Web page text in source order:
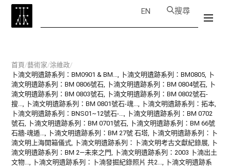
EN 搜尋
首頁/藝術家/涂維政/
卜湳文明遺跡系列：BM0901 & BM..., 卜湳文明遺跡系列：BM0805, 卜
湳文明遺跡系列：BM 0806號石, 卜湳文明遺跡系列：BM 0804號石, 卜
湳文明遺跡系列：BM 0803號石, 卜湳文明遺跡系列：BM 0802號石-
搜..., 卜湳文明遺跡系列：BM 0801號石-魂..., 卜湳文明遺跡系列：拓本,
卜湳文明遺跡系列：BNS01~12號石-..., 卜湳文明遺跡系列：BM 0702
號石, 卜湳文明遺跡系列：BM 0701號石, 卜湳文明遺跡系列：BM 66號
石牆-魂遁..., 卜湳文明遺跡系列：BM 27號 石塔, 卜湳文明遺跡系列：卜
湳文明上海開箱儀式, 卜湳文明遺跡系列：卜湳文明考古文獻紀錄展, 卜
湳文明遺跡系列：BM 2—未來之門, 卜湳文明遺跡系列：2003 卜湳出土
文物..., 卜湳文明遺跡系列：卜湳發掘紀錄照片 共2..., 卜湳文明遺跡系